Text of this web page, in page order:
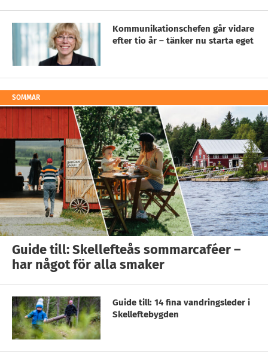
Kommunikationschefen går vidare
efter tio år – tänker nu starta eget
SOMMAR
Guide till: Skellefteås sommarcaféer –
har något för alla smaker
Guide till: 14 fina vandringsleder i
Skelleftebygden